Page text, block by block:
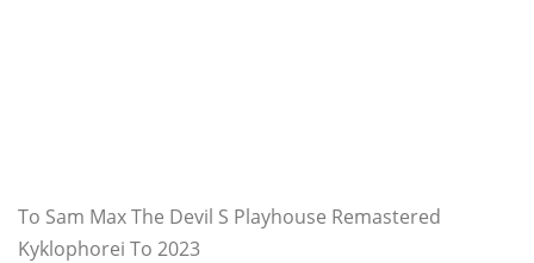
To Sam Max The Devil S Playhouse Remastered
Kyklophorei To 2023